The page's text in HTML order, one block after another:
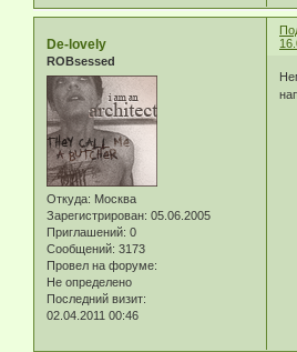
De-lovely
ROBsessed
Откуда: Москва
Зарегистрирован: 05.06.2005
Приглашений: 0
Сообщений: 3173
Провел на форуме:
Не определено
Последний визит:
02.04.2011 00:46